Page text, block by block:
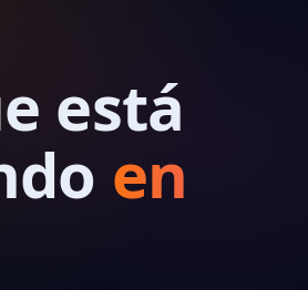
está
en